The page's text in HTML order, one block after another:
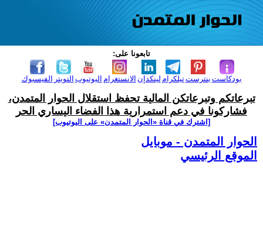
تابعونا على:
الفيسبوك التويتر اليوتيوب الانستغرام لينكدإن تيلكرامبنترست بودكاست
تبرعاتكم وتبرعاتكن المالية تحفظ استقلال الحوار المتمدن،
فشاركونا في دعم استمرارية هذا الفضاء اليساري الحر
[اشترك في قناة ‫«الحوار المتمدن» على اليوتيوب]
الحوار المتمدن - موبايل
الموقع الرئيسي